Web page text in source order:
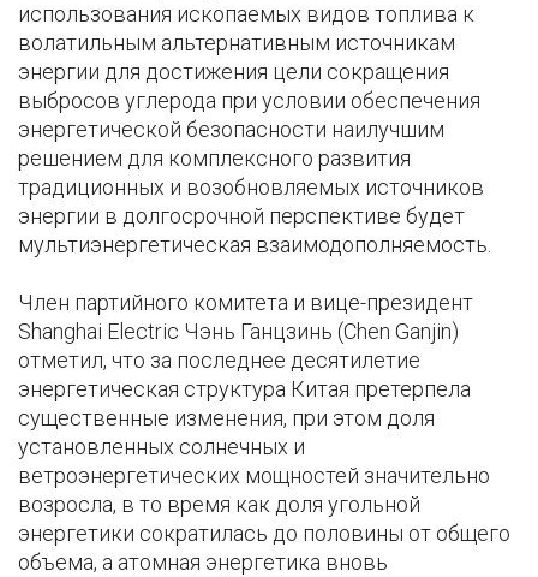
использования ископаемых видов топлива к
волатильным альтернативным источникам
энергии для достижения цели сокращения
выбросов углерода при условии обеспечения
энергетической безопасности наилучшим
решением для комплексного развития
традиционных и возобновляемых источников
энергии в долгосрочной перспективе будет
мультиэнергетическая взаимодополняемость.
Член партийного комитета и вице-президент
Shanghai Electric Чэнь Ганцзинь (Chen Ganjin)
отметил, что за последнее десятилетие
энергетическая структура Китая претерпела
существенные изменения, при этом доля
установленных солнечных и
ветроэнергетических мощностей значительно
возросла, в то время как доля угольной
энергетики сократилась до половины от общего
объема, а атомная энергетика вновь